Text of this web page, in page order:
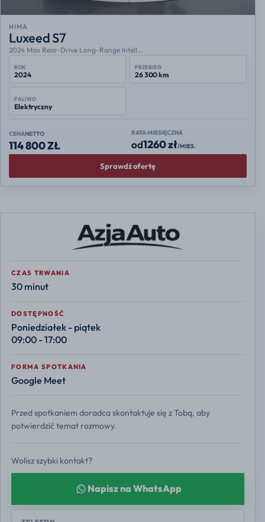
HIMA
Luxeed S7
2024 Max Rear-Drive Long-Range Intell...
ROK
2024
PRZEBIEG
26 300 km
PALIWO
Elektryczny
CENANETTO
114 800 ZŁ
RATA MIESIĘCZNA
od1260 zł/MIES.
Sprawdź ofertę
CZAS TRWANIA
30 minut
DOSTĘPNOŚĆ
Poniedziałek - piątek
09:00 - 17:00
FORMA SPOTKANIA
Google Meet
Przed spotkaniem doradca skontaktuje się z Tobą, aby
potwierdzić temat rozmowy.
Wolisz szybki kontakt?
Napisz na WhatsApp